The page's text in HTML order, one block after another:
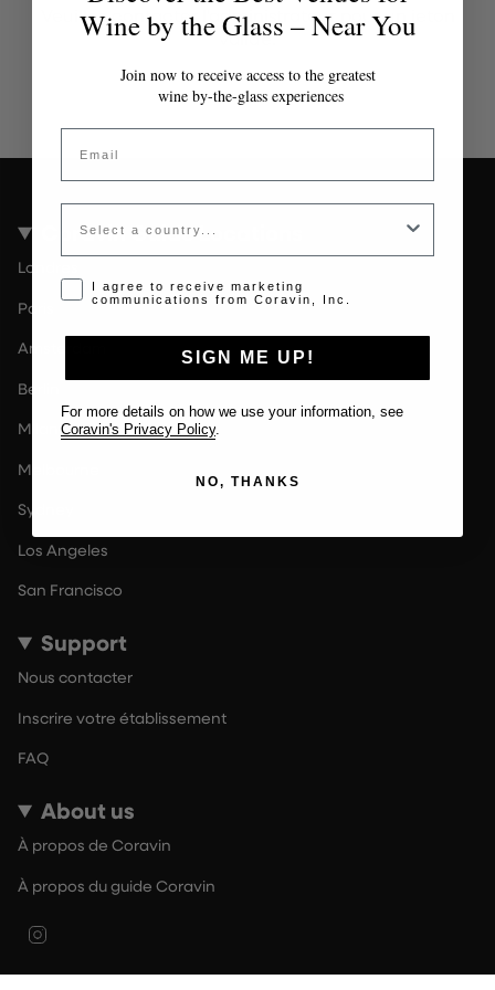
Veuillez contacter l'administrateur pour un jeton
valide.
Coravin Guide Locations
Londres
Paris
Amsterdam
Berlin
Milan
Melbourne
Sydney
Los Angeles
San Francisco
Support
Nous contacter
Inscrire votre établissement
FAQ
About us
À propos de Coravin
À propos du guide Coravin
Wine by the Glass – Near You
Join now to receive access to the greatest
wine by-the-glass experiences
Email
Country
Opt-in disclaimer
I agree to receive marketing
communications from Coravin, Inc.
SIGN ME UP!
For more details on how we use your information, see
Coravin's Privacy Policy.
NO, THANKS